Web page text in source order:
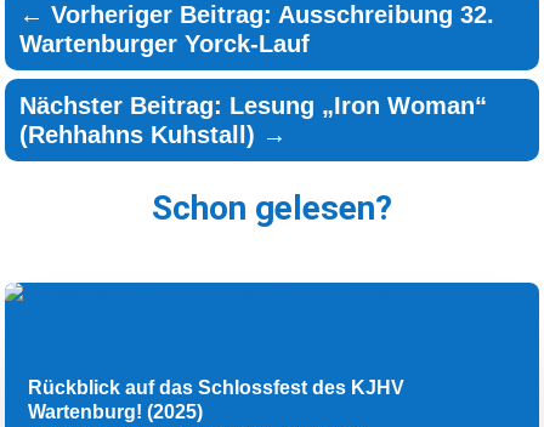
←Vorheriger Beitrag: Ausschreibung 32.
Wartenburger Yorck-Lauf
Nächster Beitrag: Lesung „Iron Woman“
(Rehhahns Kuhstall) →
Schon gelesen?
Rückblick auf das Schlossfest des KJHV
Wartenburg! (2025)